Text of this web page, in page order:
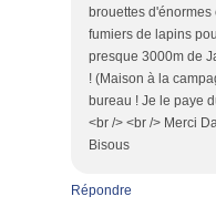
brouettes
fumiers de lapins
presque 3000m de
! (Maison à la
bureau ! Je le paye
<br /> <br /> Merci
Bisous
Répondre